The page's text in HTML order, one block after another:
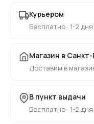
Курьером
Бесплатно · 1-2 дня
Магазин в
Доставим в
В пункт выдачи
Бесплатно · 1-2 дня